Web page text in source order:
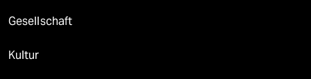
Gesellschaft
Kultur